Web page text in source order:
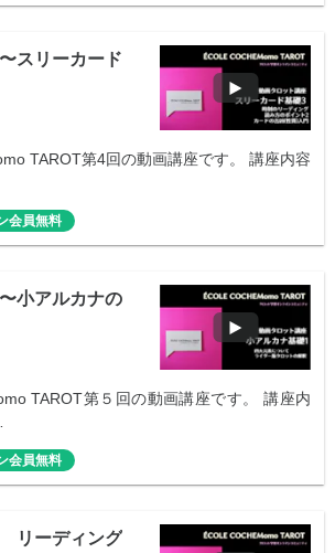
スリーカード
TAROT第4回の動画講座です。 講座内容
会員無料
小アルカナの
TAROT第５回の動画講座です。 講座内
会員無料
リーディング